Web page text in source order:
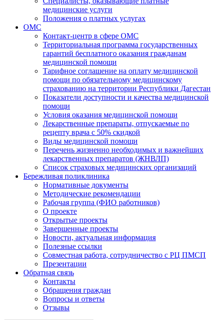
медицинские услуги
Положения о платных услугах
ОМС
Контакт-центр в сфере ОМС
Территориальная программа государственных
гарантий бесплатного оказания гражданам
медицинской помощи
Тарифное соглашение на оплату медицинской
помощи по обязательному медицинскому
страхованию на территории Республики Дагестан
Показатели доступности и качества медицинской
помощи
Условия оказания медицинской помощи
Лекарственные препараты, отпускаемые по
рецепту врача с 50% скидкой
Виды медицинской помощи
Перечень жизненно необходимых и важнейших
лекарственных препаратов (ЖНВЛП)
Список страховых медицинских организаций
Бережливая поликлиника
Нормативные документы
Методические рекомендации
Рабочая группа (ФИО работников)
О проекте
Открытые проекты
Завершенные проекты
Новости, актуальная информация
Полезные ссылки
Совместная работа, сотрудничество с РЦ ПМСП
Презентации
Обратная связь
Контакты
Обращения граждан
Вопросы и ответы
Отзывы